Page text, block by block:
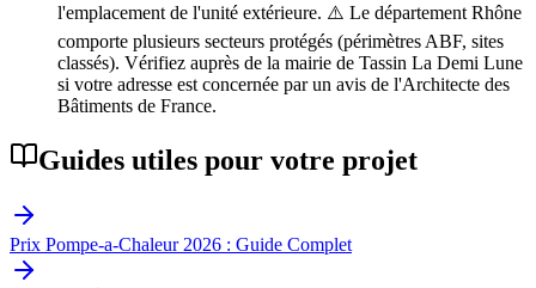
l'emplacement de l'unité extérieure. ⚠️ Le département Rhône
comporte plusieurs secteurs protégés (périmètres ABF, sites
classés). Vérifiez auprès de la mairie de Tassin La Demi Lune
si votre adresse est concernée par un avis de l'Architecte des
Bâtiments de France.
Guides utiles pour votre projet
Prix Pompe-a-Chaleur 2026 : Guide Complet